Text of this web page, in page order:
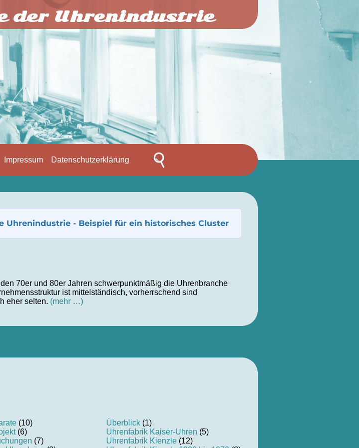
der Uhrenindustrie
Impressum Datenschutzerklärung
Uhrenindustrie - Beispiel für ein historisches Cluster
70er und 80er Jahren schwerpunktmäßig die Uhrenbranche
ist mittelständisch, vorherrschend sind
eher selten. (mehr …)
(10)
(6)
(7)
Überblick (1)
Uhrenfabrik Kaiser-Uhren (5)
Uhrenfabrik Kienzle (12)